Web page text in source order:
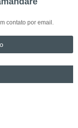
contato por email.